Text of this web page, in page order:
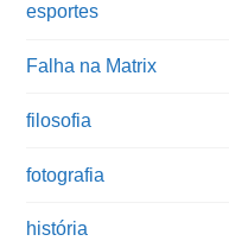
esportes
Falha na Matrix
filosofia
fotografia
história